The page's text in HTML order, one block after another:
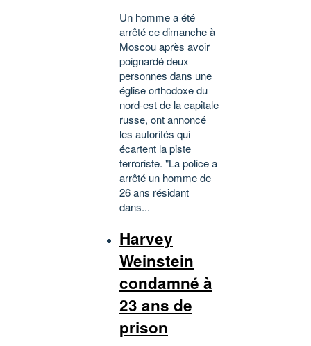
Un homme a été
arrêté ce dimanche à
Moscou après avoir
poignardé deux
personnes dans une
église orthodoxe du
nord-est de la capitale
russe, ont annoncé
les autorités qui
écartent la piste
terroriste. "La police a
arrêté un homme de
26 ans résidant
dans...
Harvey
Weinstein
condamné à
23 ans de
prison